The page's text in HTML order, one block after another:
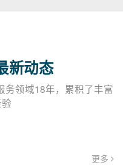
新动态
务领域18年，累积了丰富
更多